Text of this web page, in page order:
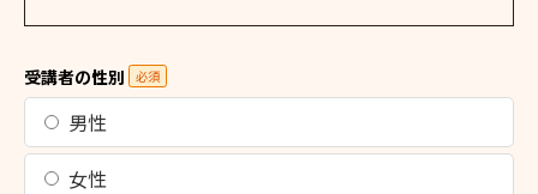
受講者の性別 必須
男性
女性